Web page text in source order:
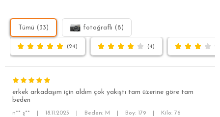
Tümü (33) fotoğraflı (8)
(24) (4)
erkek arkadaşım için aldım çok yakıştı tam üzerine göre tam
beden
n** ş** 18.11.2023 Beden: M Boy: 179 Kilo: 76